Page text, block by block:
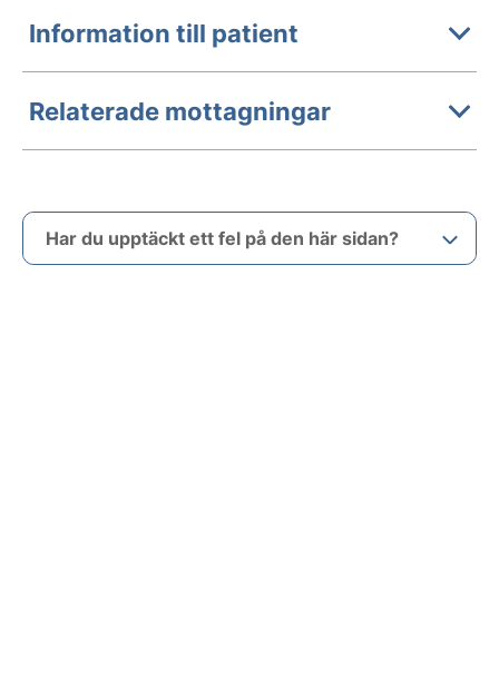
Information till patient
Relaterade mottagningar
Har du upptäckt ett fel på den här sidan?